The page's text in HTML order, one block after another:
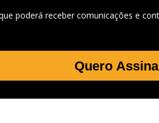
poderá receber comunicações e
Quero